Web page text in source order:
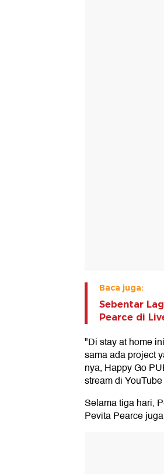
Baca juga:
Sebentar
Pearce di
"Di stay at home
sama ada project
nya, Happy Go
stream di
Selama tiga hari,
Pevita Pearce